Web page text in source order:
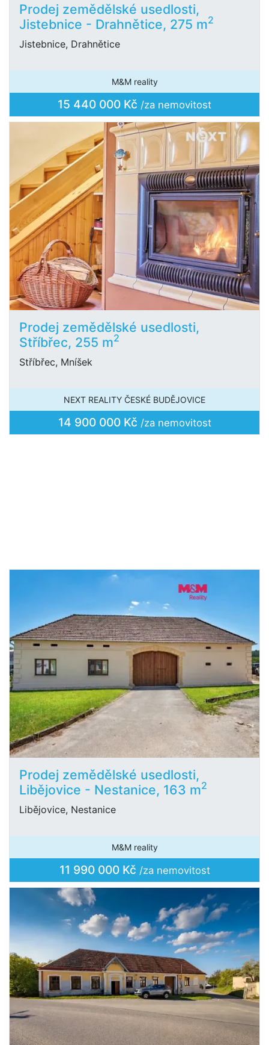
Prodej zemědělské usedlosti,
Jistebnice - Drahnětice, 275 m2
Jistebnice, Drahnětice
M&M reality
15 440 000 Kč /za nemovitost
Prodej zemědělské usedlosti,
Stříbřec, 255 m2
Stříbřec, Mníšek
NEXT REALITY ČESKÉ BUDĚJOVICE
14 900 000 Kč /za nemovitost
Prodej zemědělské usedlosti,
Libějovice - Nestanice, 163 m2
Libějovice, Nestanice
M&M reality
11 990 000 Kč /za nemovitost